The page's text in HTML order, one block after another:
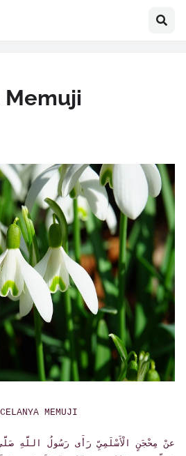
Memuji
MEMUJI
عنْ مِحْجَنٍ الْأَسْلَمِيِّ رَأَى رَسُولُ اللَّهِ